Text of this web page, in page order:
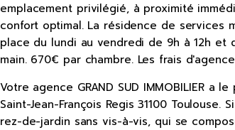
emplacement privilégié, à proximité
confort optimal. La résidence de services
place du lundi au vendredi de 9h à 12h
main. 670€ par chambre. Les frais
Votre agence GRAND SUD IMMOBILIER
Saint-Jean-François Regis 31100
rez-de-jardin sans vis-à-vis, qui se